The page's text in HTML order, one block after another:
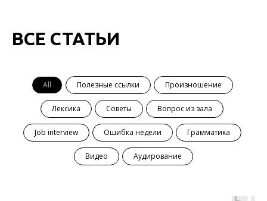
ВСЕ СТАТЬИ
All Полезные ссылки Произношение
Лексика Советы Вопрос из зала
Job interview Ошибка недели Грамматика
Видео Аудирование